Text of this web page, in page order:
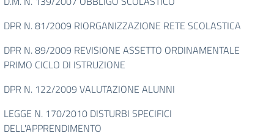
DPR N. 81/2009 RIORGANIZZAZIONE RETE SCOLASTICA
DPR N. 89/2009 REVISIONE ASSETTO ORDINAMENTALE
PRIMO CICLO DI ISTRUZIONE
DPR N. 122/2009 VALUTAZIONE ALUNNI
LEGGE N. 170/2010 DISTURBI SPECIFICI
DELL'APPRENDIMENTO